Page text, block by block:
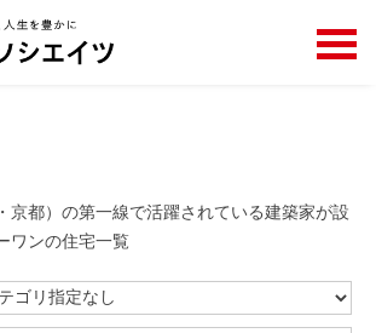
京都）の第一線で活躍されている建築家が設
ワンの住宅一覧